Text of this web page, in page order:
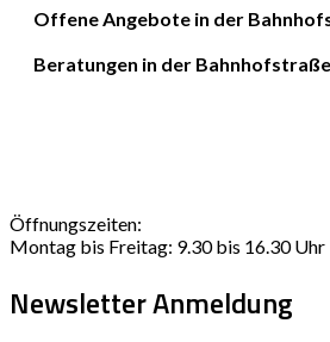
Offene Angebote in der
Beratungen in der
Öffnungszeiten:
Montag bis Freitag: 9.30 bis 16.30 Uhr
Newsletter Anmeldung